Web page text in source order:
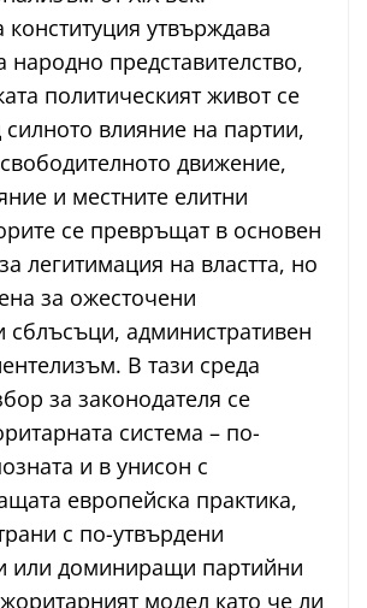
конституция утвърждава
представителство,
политическият живот се
влияние на партии,
движение,
и местните елитни
се превръщат в основен
легитимация на властта, но
за ожесточени
сблъсъци, административен
В тази среда
за законодателя се
система – по-
и в унисон с
европейска практика,
с по-утвърдени
или доминиращи партийни
модел като че ли